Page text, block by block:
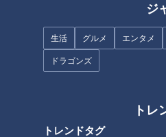
ジ
生活 グルメ エンタメ
ドラゴンズ
トレ
トレンドタグ
入館料550円だけでモーニング
が無料！？激安すぎるスーパー
銭湯に迫る！麺類が半額になる